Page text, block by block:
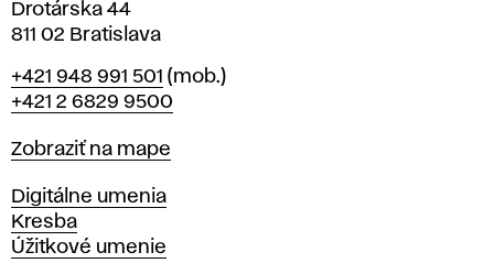
Drotárska 44
811 02 Bratislava
Telefón
+421 948 991 501 (mob.)
+421 2 6829 9500
Mapa
Zobraziť na mape
Katedry
Digitálne umenia
Kresba
Úžitkové umenie